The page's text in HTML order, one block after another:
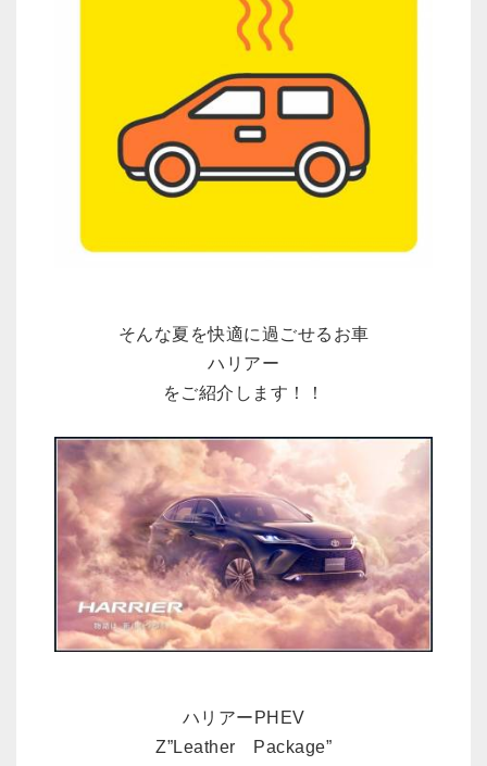
そんな夏を快適に過ごせるお車
ハリアー
をご紹介します！！
ハリアーPHEV
Z”Leather Package”